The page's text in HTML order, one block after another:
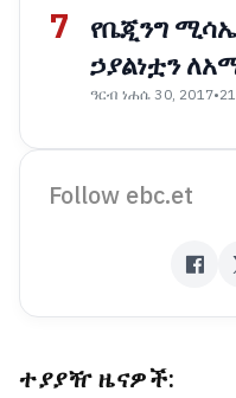
7
የቤጂንግ
ኃያልነቷን
ዓርብ ነሐሴ 30, 2017•
Follow ebc.et
ተያያዥ ዜናዎች: